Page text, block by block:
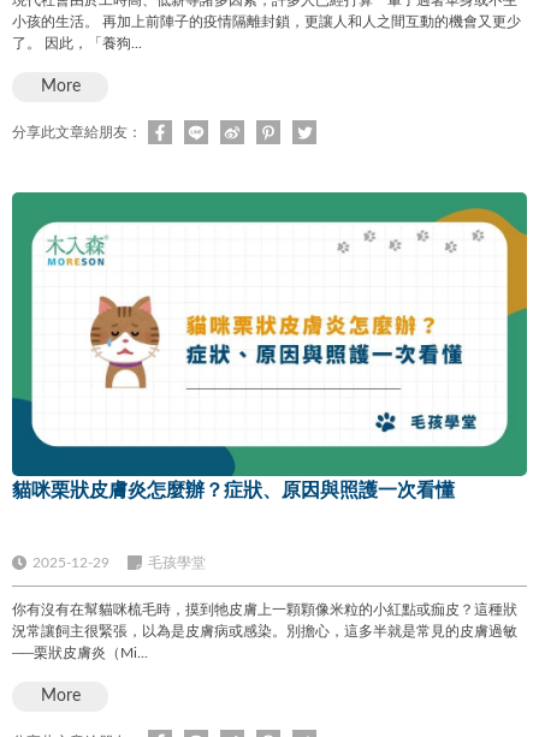
小孩的生活。 再加上前陣子的疫情隔離封鎖，更讓人和人之間互動的機會又更少
了。 因此，「養狗...
More
分享此文章給朋友：
貓咪栗狀皮膚炎怎麼辦？症狀、原因與照護一次看懂
2025-12-29 毛孩學堂
你有沒有在幫貓咪梳毛時，摸到牠皮膚上一顆顆像米粒的小紅點或痂皮？這種狀
況常讓飼主很緊張，以為是皮膚病或感染。別擔心，這多半就是常見的皮膚過敏
──栗狀皮膚炎（Mi...
More